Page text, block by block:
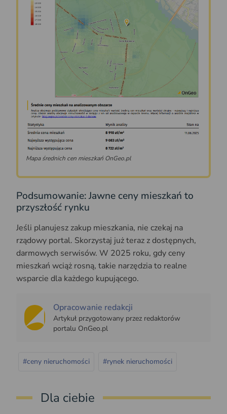
Mapa średnich cen mieszkań OnGeo.pl
Podsumowanie: Jawne ceny mieszkań to
przyszłość rynku
Jeśli planujesz zakup mieszkania, nie czekaj na
rządowy portal. Skorzystaj już teraz z dostępnych,
darmowych serwisów. W 2025 roku, gdy ceny
mieszkań wciąż rosną, takie narzędzia to realne
wsparcie dla każdego kupującego.
Opracowanie redakcji
Artykuł przygotowany przez redaktorów
portalu OnGeo.pl
#ceny nieruchomości #rynek nieruchomości
Dla ciebie